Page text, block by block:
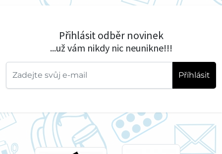
Přihlásit odběr novinek
...už vám nikdy nic neunikne!!!
Příhlásit